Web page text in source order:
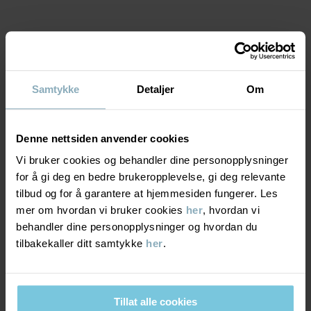
Samtykke Detaljer Om
Denne nettsiden anvender cookies
Vi bruker cookies og behandler dine personopplysninger
for å gi deg en bedre brukeropplevelse, gi deg relevante
tilbud og for å garantere at hjemmesiden fungerer. Les
mer om hvordan vi bruker cookies her, hvordan vi
behandler dine personopplysninger og hvordan du
tilbakekaller ditt samtykke her.
Tillat alle cookies
Fabrikk:Haining Weiersi Knitting Co Ltd
MATERIALE & PLEIERÅD
Materiale
88% Cotton Organic
10% Polyamide Recycled
2% Elastane
Pleieråd
40 °C maskinvask varm
BÆREKRAFT
LEVERING OG RETUR
Levering & retur
Levering
Vi tilbyr fri frakt over 699 kr, og leveringstiden er 1–4 dager. I
kassen vises de tilgjengelige leveringsalternativene på bakgrunn
av postnummeret som ordren skal leveres til.
DU KAN OGSÅ VÆRE INTERESSERT I DETTE